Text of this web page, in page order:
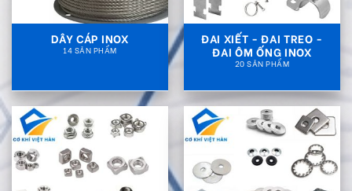
DÂY CÁP INOX
ĐAI XIẾT - ĐAI TREO -
ĐAI ÔM ỐNG INOX